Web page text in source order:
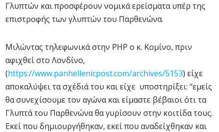
Γλυπτών και προσφέρουν νομικά ερείσματα υπέρ της
επιστροφής των γλυπτών του Παρθενώνα.
Μιλώντας τηλεφωνικά στην ΡΗΡ ο κ. Κομίνο, πριν
αφιχθεί στο Λονδίνο,
(https://www.panhellenicpost.com/archives/5153) είχε
αποκαλύψει τα σχέδιά του και είχε υποστηρίξει: “εμείς
θα συνεχίσουμε τον αγώνα και είμαστε βέβαιοι ότι τα
Γλυπτά του Παρθενώνα θα γυρίσουν στην κοιτίδα τους.
Εκεί που δημιουργήθηκαν, εκεί που αναδείχθηκαν και